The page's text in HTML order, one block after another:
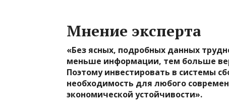
Мнение эксперта
«Без ясных, подробных данных
меньше информации, тем больше
Поэтому инвестировать в системы
необходимость для любого
экономической устойчивости».